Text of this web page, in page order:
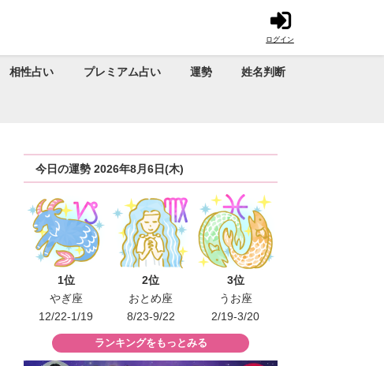
ログイン
相性占い プレミアム占い 運勢 姓名判断
今日の運勢 2026年8月6日(木)
1位
やぎ座
12/22-1/19
2位
おとめ座
8/23-9/22
3位
うお座
2/19-3/20
ランキングをもっとみる